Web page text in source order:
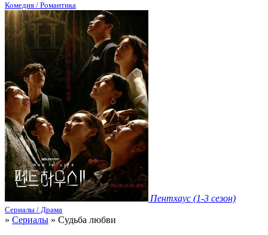
Комедия / Романтика
Пентхаус (1-3 сезон)
Сериалы / Драма
» Сериалы » Судьба любви